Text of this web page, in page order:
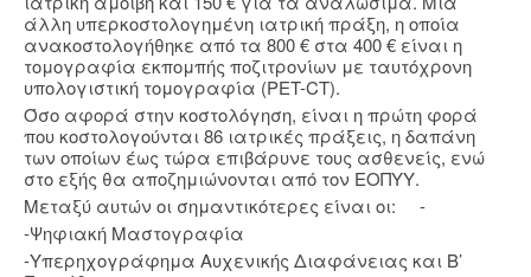
άλλη υπερκοστολογημένη ιατρική πράξη, η οποία
ανακοστολογήθηκε από τα 800 € στα 400 € είναι η
τομογραφία εκπομπής ποζιτρονίων με ταυτόχρονη
υπολογιστική τομογραφία (PET-CT).
Όσο αφορά στην κοστολόγηση, είναι η πρώτη φορά
που κοστολογούνται 86 ιατρικές πράξεις, η δαπάνη
των οποίων έως τώρα επιβάρυνε τους ασθενείς, ενώ
στο εξής θα αποζημιώνονται από τον ΕΟΠΥΥ.
Μεταξύ αυτών οι σημαντικότερες είναι οι: -
-Ψηφιακή Μαστογραφία
-Υπερηχογράφημα Αυχενικής Διαφάνειας και Β’